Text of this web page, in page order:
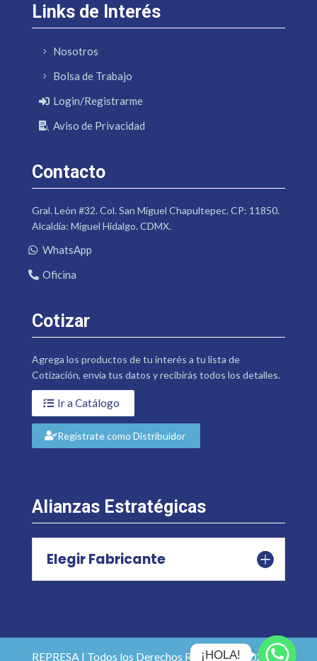
Links de Interés
Nosotros
Bolsa de Trabajo
Login/Registrarme
Aviso de Privacidad
Contacto
Gral. León #32. Col. San Miguel Chapultepec. CP: 11850.
Alcaldía: Miguel Hidalgo. CDMX.
WhatsApp
Oficina
Cotizar
Agrega los productos de tu interés a tu lista de
Cotización, envía tus datos y recibirás todos los detalles.
Ir a Catálogo
Regístrate como Distribuidor
Alianzas Estratégicas
Elegir Fabricante
REPRESA | Todos los Derechos Reservados 2026 |
¡HOLA!